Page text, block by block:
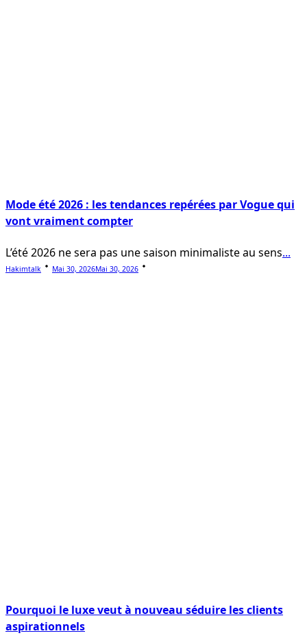
Mode été 2026 : les tendances repérées par Vogue qui
vont vraiment compter
L’été 2026 ne sera pas une saison minimaliste au sens...
Hakimtalk Mai 30, 2026Mai 30, 2026
Pourquoi le luxe veut à nouveau séduire les clients
aspirationnels